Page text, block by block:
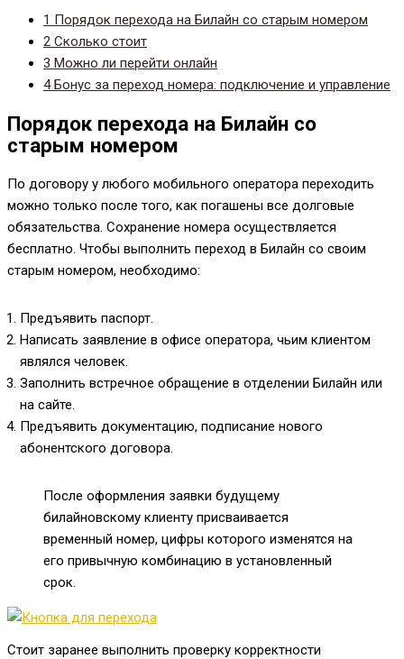
1 Порядок перехода на Билайн со старым номером
2 Сколько стоит
3 Можно ли перейти онлайн
4Бонус за переход номера: подключение и управление
Порядок перехода на Билайн со
старым номером
По договору у любого мобильного оператора переходить
можно только после того, как погашены все долговые
обязательства. Сохранение номера осуществляется
бесплатно. Чтобы выполнить переход в Билайн со своим
старым номером, необходимо:
Предъявить паспорт.
Написать заявление в офисе оператора, чьим клиентом
являлся человек.
Заполнить встречное обращение в отделении Билайн или
на сайте.
Предъявить документацию, подписание нового
абонентского договора.
После оформления заявки будущему
билайновскому клиенту присваивается
временный номер, цифры которого изменятся на
его привычную комбинацию в установленный
срок.
Стоит заранее выполнить проверку корректности